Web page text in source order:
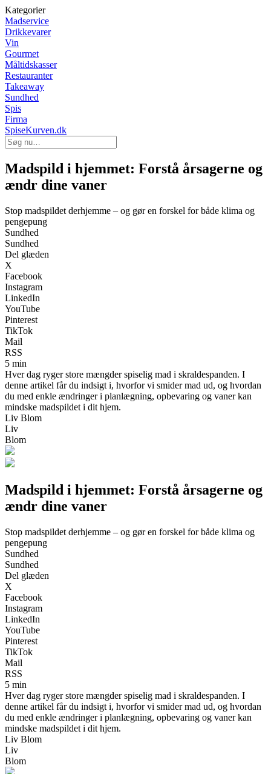
Kategorier
Madservice
Drikkevarer
Vin
Gourmet
Måltidskasser
Restauranter
Takeaway
Sundhed
Spis
Firma
SpiseKurven.dk
Madspild i hjemmet: Forstå årsagerne og
ændr dine vaner
Stop madspildet derhjemme – og gør en forskel for både klima og
pengepung
Sundhed
Sundhed
Del glæden
X
Facebook
Instagram
LinkedIn
YouTube
Pinterest
TikTok
Mail
RSS
5 min
Hver dag ryger store mængder spiselig mad i skraldespanden. I
denne artikel får du indsigt i, hvorfor vi smider mad ud, og hvordan
du med enkle ændringer i planlægning, opbevaring og vaner kan
mindske madspildet i dit hjem.
Liv Blom
Liv
Blom
Madspild i hjemmet: Forstå årsagerne og
ændr dine vaner
Stop madspildet derhjemme – og gør en forskel for både klima og
pengepung
Sundhed
Sundhed
Del glæden
X
Facebook
Instagram
LinkedIn
YouTube
Pinterest
TikTok
Mail
RSS
5 min
Hver dag ryger store mængder spiselig mad i skraldespanden. I
denne artikel får du indsigt i, hvorfor vi smider mad ud, og hvordan
du med enkle ændringer i planlægning, opbevaring og vaner kan
mindske madspildet i dit hjem.
Liv Blom
Liv
Blom